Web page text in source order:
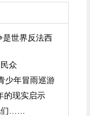
是世界反法西
众
少年冒雨巡游
的现实启示
们……